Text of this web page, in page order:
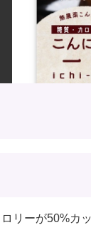
リーが50%カッ